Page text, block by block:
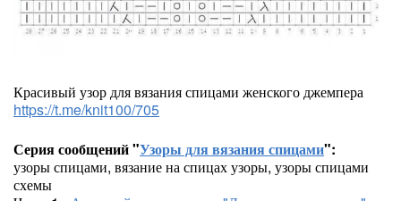
Красивый узор для вязания спицами женского джемпера
https://t.me/knit100/705
Серия сообщений "Узоры для вязания спицами":
узоры спицами, вязание на спицах узоры, узоры спицами
схемы